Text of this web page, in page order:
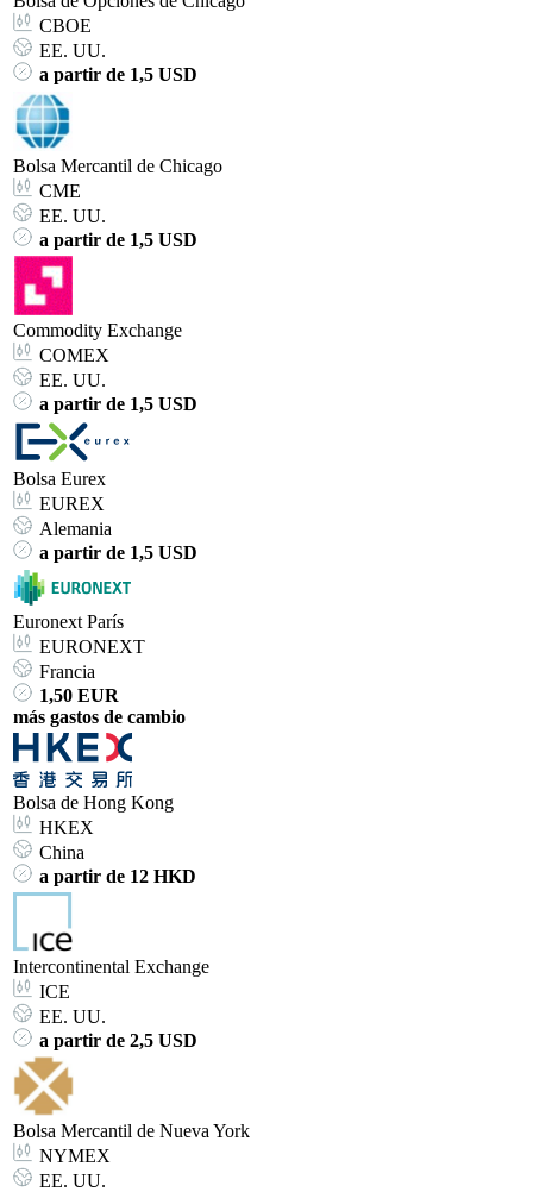
CBOE
EE. UU.
a partir de 1,5 USD
Bolsa Mercantil de Chicago
CME
EE. UU.
a partir de 1,5 USD
Commodity Exchange
COMEX
EE. UU.
a partir de 1,5 USD
Bolsa Eurex
EUREX
Alemania
a partir de 1,5 USD
Euronext París
EURONEXT
Francia
1,50 EUR
más gastos de cambio
Bolsa de Hong Kong
HKEX
China
a partir de 12 HKD
Intercontinental Exchange
ICE
EE. UU.
a partir de 2,5 USD
Bolsa Mercantil de Nueva York
NYMEX
EE. UU.